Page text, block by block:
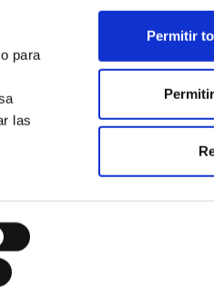
para
las
Permitir
SÍGUENOS